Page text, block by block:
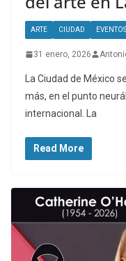
ARTE CIUDAD EVENTOS
31 enero, 2026
La Ciudad de México
más, en el punto
internacional. La
Read More